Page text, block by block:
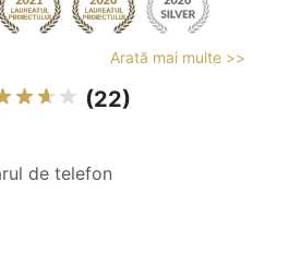
Arată mai multe >>
(22)
de telefon